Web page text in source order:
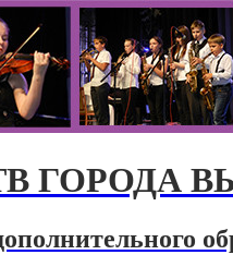
ГОРОДА